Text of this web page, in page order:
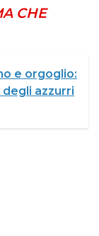
CHE
e orgoglio:
azzurri